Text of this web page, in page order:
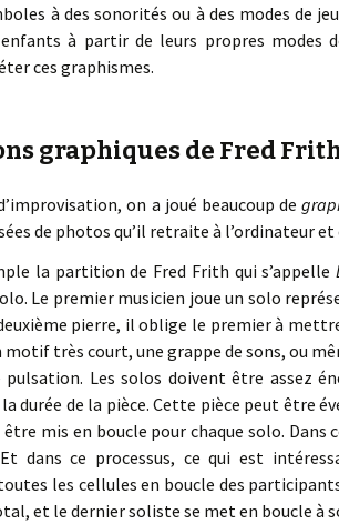
à des sonorités ou à des modes de
à partir de leurs propres modes
ces graphismes.
graphiques de Fred
on a joué beaucoup de
de photos qu’il retraite à l’ordinateur
la partition de Fred Frith qui s’appelle
Le premier musicien joue un solo
pierre, il oblige le premier à
très court, une grappe de sons, ou
Les solos doivent être assez
durée de la pièce. Cette pièce peut être
mis en boucle pour chaque solo.
dans ce processus, ce qui est
les cellules en boucle des
et le dernier soliste se met en boucle à